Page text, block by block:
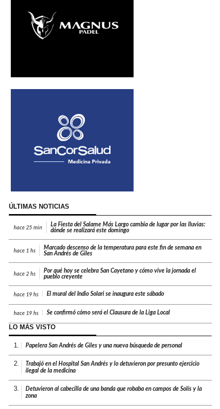
ÚLTIMAS NOTICIAS
hace 25 min
La Fiesta del Salame Más Largo cambia de lugar por las lluvias:
dónde se realizará este domingo
hace 1 hs
Marcado descenso de la temperatura para este fin de semana en
San Andrés de Giles
hace 2 hs
Por qué hoy se celebra San Cayetano y cómo vive la jornada el
pueblo creyente
hace 19 hs El mural del Indio Solari se inaugura este sábado
hace 19 hs Se confirmó cómo será el Clausura de la Liga Local
LO MÁS VISTO
1. Papelera San Andrés de Giles y una nueva búsqueda de personal
2.
Trabajó en el Hospital San Andrés y lo detuvieron por presunto ejercicio
ilegal de la medicina
3.
Detuvieron al cabecilla de una banda que robaba en campos de Solís y la
zona